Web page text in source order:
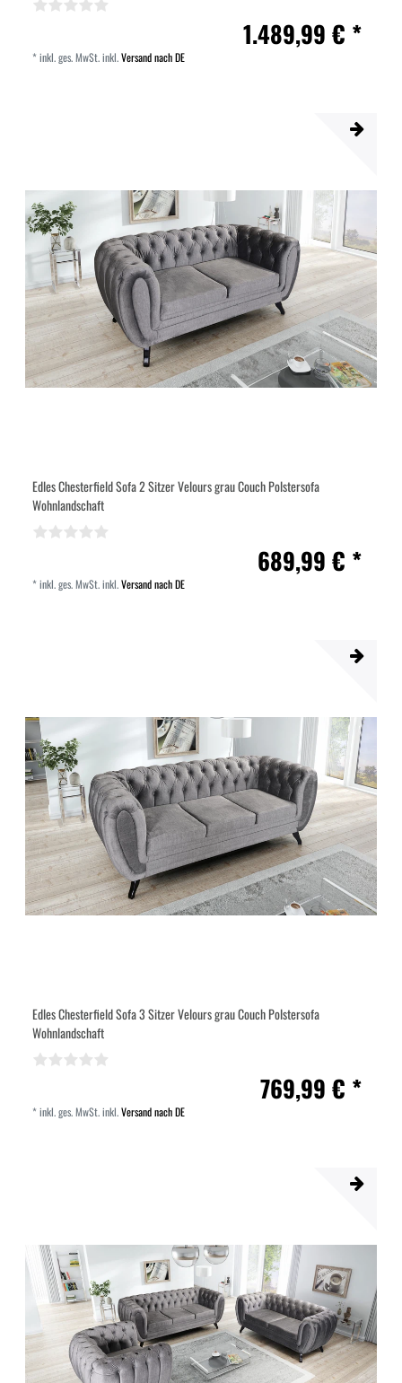
1.489,99 € *
*inkl. ges. MwSt.inkl.Versand nach DE
Edles Chesterfield Sofa 2 Sitzer Velours grau Couch Polstersofa
Wohnlandschaft
689,99 € *
*inkl. ges. MwSt.inkl.Versand nach DE
Edles Chesterfield Sofa 3 Sitzer Velours grau Couch Polstersofa
Wohnlandschaft
769,99 € *
*inkl. ges. MwSt.inkl.Versand nach DE